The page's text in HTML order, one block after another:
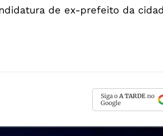
de ex-prefeito da
Siga o A TARDE no
Google